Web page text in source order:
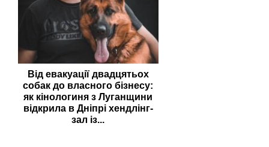
Від евакуації двадцятьох
собак до власного бізнесу:
як кінологиня з Луганщини
відкрила в Дніпрі хендлінг-
зал із...